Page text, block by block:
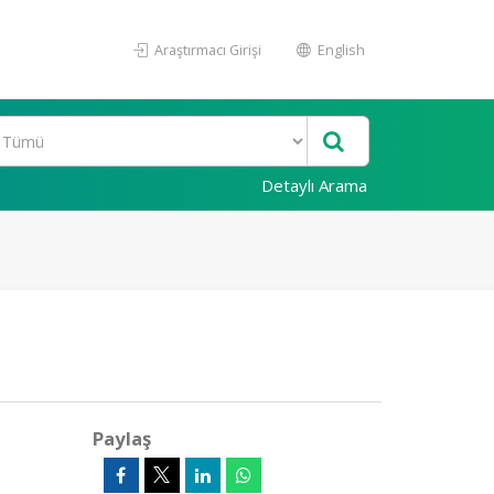
Araştırmacı Girişi English
Detaylı Arama
Paylaş